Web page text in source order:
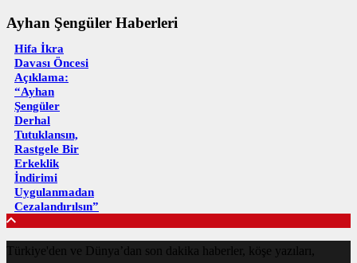
Ayhan Şengüler Haberleri
Hifa İkra
Davası Öncesi
Açıklama:
“Ayhan
Şengüler
Derhal
Tutuklansın,
Rastgele Bir
Erkeklik
İndirimi
Uygulanmadan
Cezalandırılsın”
Türkiye'den ve Dünya’dan son dakika haberler, köşe yazıları,